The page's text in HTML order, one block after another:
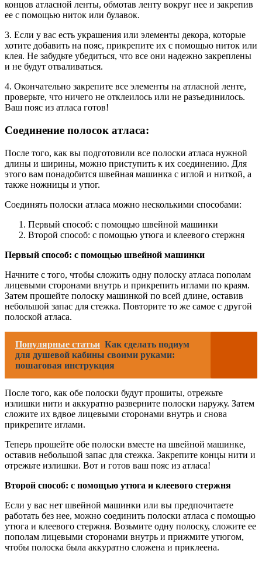
концов атласной ленты, обмотав ленту вокруг нее и закрепив
ее с помощью ниток или булавок.
3. Если у вас есть украшения или элементы декора, которые
хотите добавить на пояс, прикрепите их с помощью ниток или
клея. Не забудьте убедиться, что все они надежно закреплены
и не будут отваливаться.
4. Окончательно закрепите все элементы на атласной ленте,
проверьте, что ничего не отклеилось или не разъединилось.
Ваш пояс из атласа готов!
Соединение полосок атласа:
После того, как вы подготовили все полоски атласа нужной
длины и ширины, можно приступить к их соединению. Для
этого вам понадобится швейная машинка с иглой и ниткой, а
также ножницы и утюг.
Соединять полоски атласа можно несколькими способами:
Первый способ: с помощью швейной машинки
Второй способ: с помощью утюга и клеевого стержня
Первый способ: с помощью швейной машинки
Начните с того, чтобы сложить одну полоску атласа пополам
лицевыми сторонами внутрь и прикрепить иглами по краям.
Затем прошейте полоску машинкой по всей длине, оставив
небольшой запас для стежка. Повторите то же самое с другой
полоской атласа.
Популярные статьи Как сделать подиум
для душевой кабины своими руками:
пошаговая инструкция
После того, как обе полоски будут прошиты, отрежьте
излишки нити и аккуратно разверните полоски наружу. Затем
сложите их вдвое лицевыми сторонами внутрь и снова
прикрепите иглами.
Теперь прошейте обе полоски вместе на швейной машинке,
оставив небольшой запас для стежка. Закрепите концы нити и
отрежьте излишки. Вот и готов ваш пояс из атласа!
Второй способ: с помощью утюга и клеевого стержня
Если у вас нет швейной машинки или вы предпочитаете
работать без нее, можно соединить полоски атласа с помощью
утюга и клеевого стержня. Возьмите одну полоску, сложите ее
пополам лицевыми сторонами внутрь и прижмите утюгом,
чтобы полоска была аккуратно сложена и приклеена.